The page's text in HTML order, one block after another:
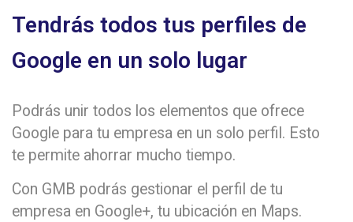
Tendrás todos tus perfiles de
Google en un solo lugar
Podrás unir todos los elementos que ofrece
Google para tu empresa en un solo perfil. Esto
te permite ahorrar mucho tiempo.
Con GMB podrás gestionar el perfil de tu
empresa en Google+, tu ubicación en Maps.